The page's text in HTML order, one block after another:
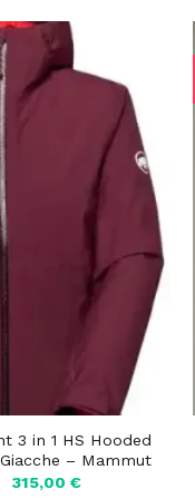
3 in 1 HS Hooded
– Mammut
Il
315,00 €Il